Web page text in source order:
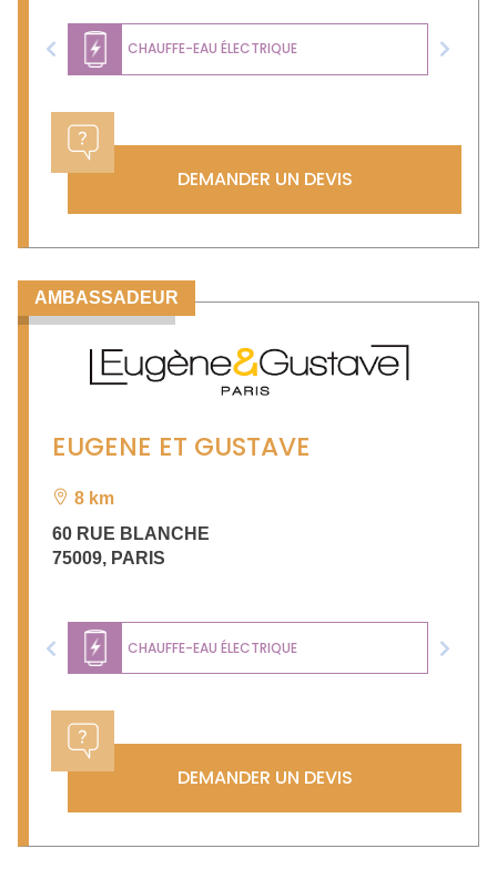
CHAUFFE-EAU ÉLECTRIQUE
Previous Next
DEMANDER UN DEVIS
AMBASSADEUR
EUGENE ET GUSTAVE
8 km
60 RUE BLANCHE
75009, PARIS
CHAUFFE-EAU ÉLECTRIQUE
Previous Next
DEMANDER UN DEVIS